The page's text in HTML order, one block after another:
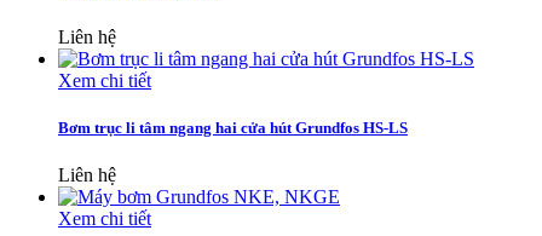
Liên hệ
Xem chi tiết
Bơm trục li tâm ngang hai cửa hút Grundfos HS-LS
Liên hệ
Xem chi tiết